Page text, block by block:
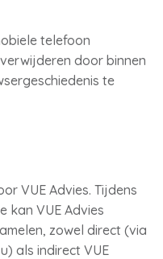
telefoon
door binnen
te
VUE Advies. Tijdens
kan VUE Advies
zowel direct (via
als indirect VUE